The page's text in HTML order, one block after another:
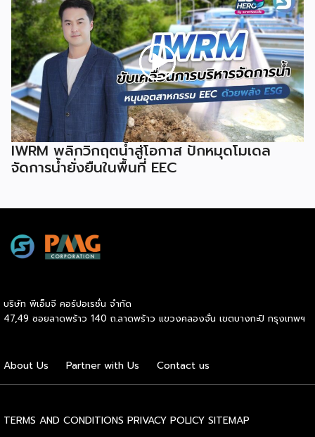
IWRM พลิกวิกฤตน้ำสู่โอกาส ปักหมุดโมเดล
จัดการน้ำยั่งยืนในพื้นที่ EEC
บริษัท พีเอ็มจี คอร์ปอเรชั่น จำกัด
47,49 ซอยลาดพร้าว 140 ถ.ลาดพร้าว แขวงคลองจั่น เขตบางกะปิ กรุงเทพฯ
About Us Partner with Us Contact us
TERMS AND CONDITIONS PRIVACY POLICY SITEMAP